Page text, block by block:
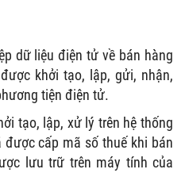
dữ liệu điện tử về bán hàng
khởi tạo, lập, gửi, nhận,
tiện điện tử.
tạo, lập, xử lý trên hệ thống
cấp mã số thuế khi bán
lưu trữ trên máy tính của